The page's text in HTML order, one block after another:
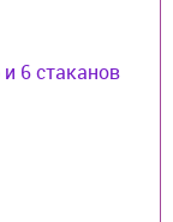
6 стаканов